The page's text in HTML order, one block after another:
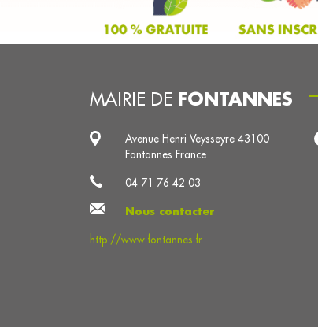
MAIRIE DE FONTANNES
Avenue Henri Veysseyre 43100
Fontannes France
04 71 76 42 03
Nous contacter
http://www.fontannes.fr